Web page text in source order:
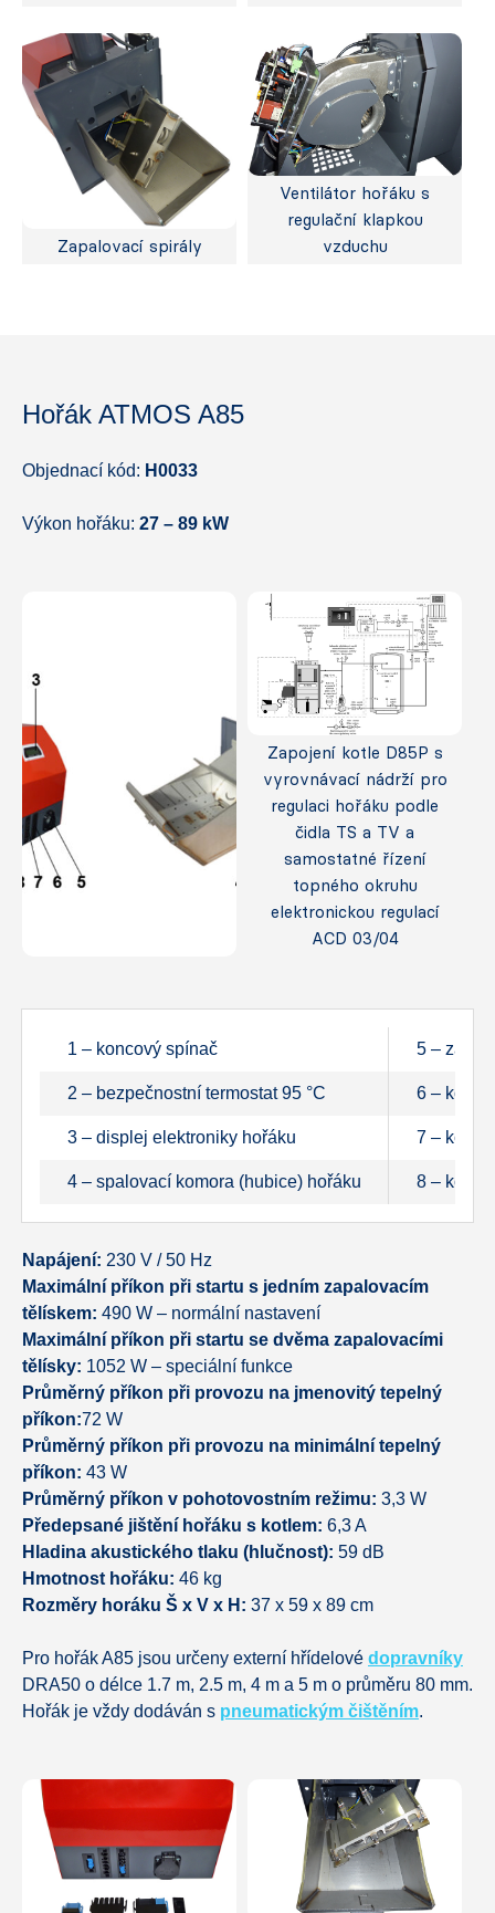
Zapalovací spirály
Ventilátor hořáku s
regulační klapkou
vzduchu
Hořák ATMOS A85
Objednací kód: H0033
Výkon hořáku: 27 – 89 kW
Zapojení kotle D85P s
vyrovnávací nádrží pro
regulaci hořáku podle
čidla TS a TV a
samostatné řízení
topného okruhu
elektronickou regulací
ACD 03/04
1 – koncový spínač 5 –
2 – bezpečnostní termostat 95 °C 6 –
3 – displej elektroniky hořáku 7 –
4 – spalovací komora (hubice) hořáku 8 –
Napájení: 230 V / 50 Hz
Maximální příkon při startu s jedním zapalovacím
tělískem: 490 W – normální nastavení
Maximální příkon při startu se dvěma zapalovacími
tělísky: 1052 W – speciální funkce
Průměrný příkon při provozu na jmenovitý tepelný
příkon:72 W
Průměrný příkon při provozu na minimální tepelný
příkon: 43 W
Průměrný příkon v pohotovostním režimu: 3,3 W
Předepsané jištění hořáku s kotlem: 6,3 A
Hladina akustického tlaku (hlučnost): 59 dB
Hmotnost hořáku: 46 kg
Rozměry horáku Š x V x H: 37 x 59 x 89 cm
Pro hořák A85 jsou určeny externí hřídelové dopravníky
DRA50 o délce 1.7 m, 2.5 m, 4 m a 5 m o průměru 80 mm.
Hořák je vždy dodáván s pneumatickým čištěním.